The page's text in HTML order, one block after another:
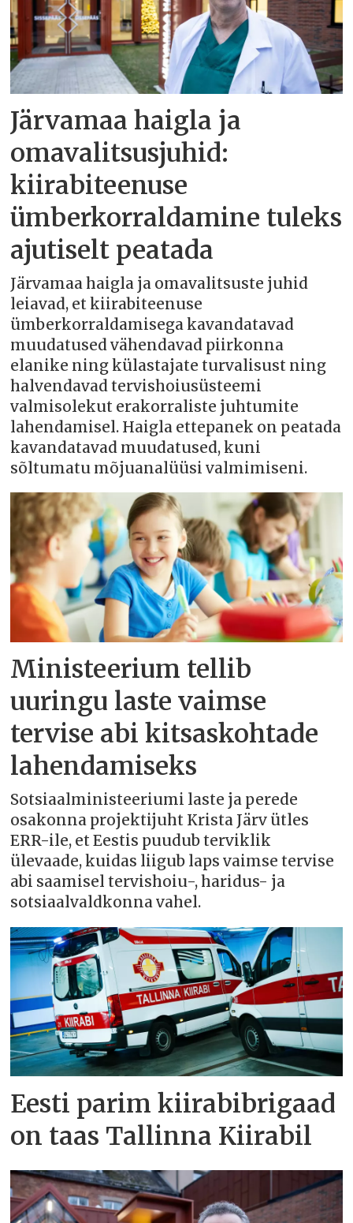
Järvamaa haigla ja
omavalitsusjuhid:
kiirabiteenuse
ümberkorraldamine tuleks
ajutiselt peatada
Järvamaa haigla ja omavalitsuste juhid
leiavad, et kiirabiteenuse
ümberkorraldamisega kavandatavad
muudatused vähendavad piirkonna
elanike ning külastajate turvalisust ning
halvendavad tervishoiusüsteemi
valmisolekut erakorraliste juhtumite
lahendamisel. Haigla ettepanek on peatada
kavandatavad muudatused, kuni
sõltumatu mõjuanalüüsi valmimiseni.
Ministeerium tellib
uuringu laste vaimse
tervise abi kitsaskohtade
lahendamiseks
Sotsiaalministeeriumi laste ja perede
osakonna projektijuht Krista Järv ütles
ERR-ile, et Eestis puudub terviklik
ülevaade, kuidas liigub laps vaimse tervise
abi saamisel tervishoiu-, haridus- ja
sotsiaalvaldkonna vahel.
Eesti parim kiirabibrigaad
on taas Tallinna Kiirabil